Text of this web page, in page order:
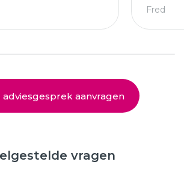
geplaatst.
Fred
adviesgesprek aanvragen
vragen